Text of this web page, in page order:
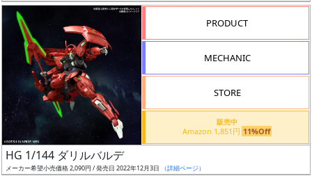
店
舗
PRODUCT
MECHANIC
STORE
販売中
Amazon 1,851円 11%Off
HG 1/144 ダリルバルデ
メーカー希望小売価格 2,090円 / 発売日 2022年12月3日 （詳細ページ）